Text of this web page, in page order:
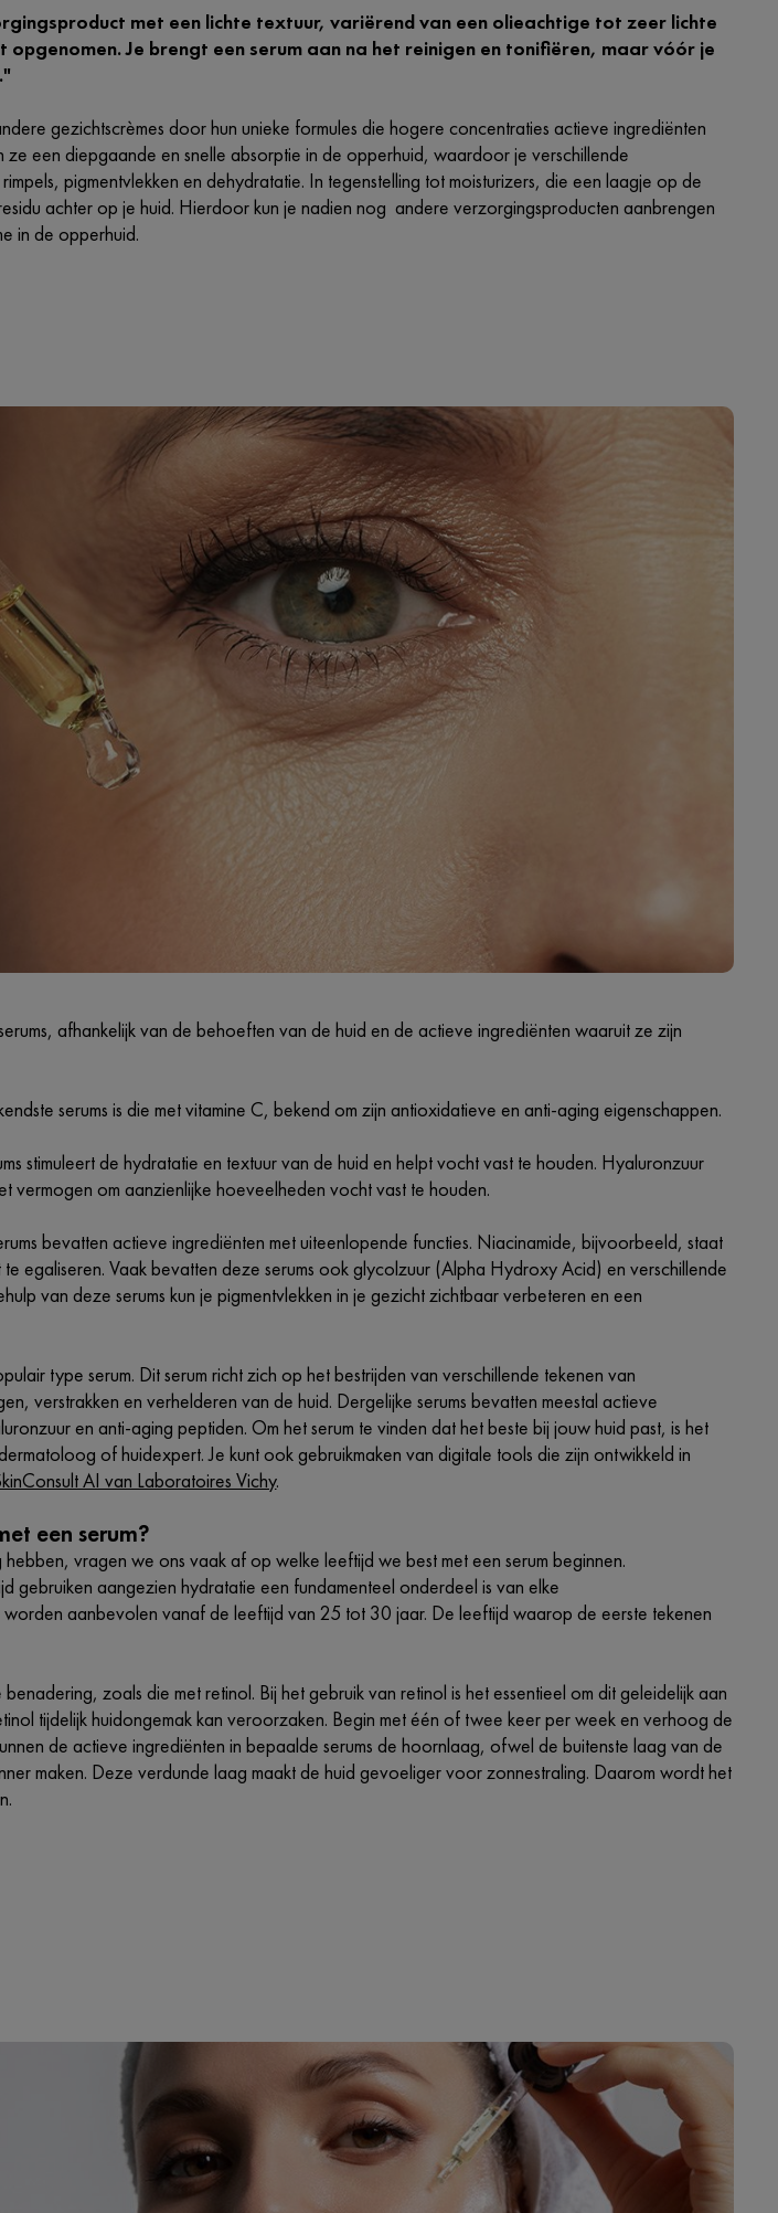
met een lichte textuur, variërend van een olieachtige tot zeer lichte
Je brengt een serum aan na het reinigen en tonifiëren, maar vóór je
gezichtscrèmes door hun unieke formules die hogere concentraties actieve ingrediënten
ze een diepgaande en snelle absorptie in de opperhuid, waardoor je verschillende
pigmentvlekken en dehydratatie. In tegenstelling tot moisturizers, die een laagje op de
achter op je huid. Hierdoor kun je nadien nog andere verzorgingsproducten aanbrengen
in de opperhuid.
afhankelijk van de behoeften van de huid en de actieve ingrediënten waaruit ze zijn
serums is die met vitamine C, bekend om zijn antioxidatieve en anti-aging eigenschappen.
stimuleert de hydratatie en textuur van de huid en helpt vocht vast te houden. Hyaluronzuur
vermogen om aanzienlijke hoeveelheden vocht vast te houden.
bevatten actieve ingrediënten met uiteenlopende functies. Niacinamide, bijvoorbeeld, staat
egaliseren. Vaak bevatten deze serums ook glycolzuur (Alpha Hydroxy Acid) en verschillende
van deze serums kun je pigmentvlekken in je gezicht zichtbaar verbeteren en een
type serum. Dit serum richt zich op het bestrijden van verschillende tekenen van
verstrakken en verhelderen van de huid. Dergelijke serums bevatten meestal actieve
en anti-aging peptiden. Om het serum te vinden dat het beste bij jouw huid past, is het
of huidexpert. Je kunt ook gebruikmaken van digitale tools die zijn ontwikkeld in
AI van Laboratoires Vichy.
een serum?
vragen we ons vaak af op welke leeftijd we best met een serum beginnen.
gebruiken aangezien hydratatie een fundamenteel onderdeel is van elke
worden aanbevolen vanaf de leeftijd van 25 tot 30 jaar. De leeftijd waarop de eerste tekenen
zoals die met retinol. Bij het gebruik van retinol is het essentieel om dit geleidelijk aan
tijdelijk huidongemak kan veroorzaken. Begin met één of twee keer per week en verhoog de
de actieve ingrediënten in bepaalde serums de hoornlaag, ofwel de buitenste laag van de
maken. Deze verdunde laag maakt de huid gevoeliger voor zonnestraling. Daarom wordt het